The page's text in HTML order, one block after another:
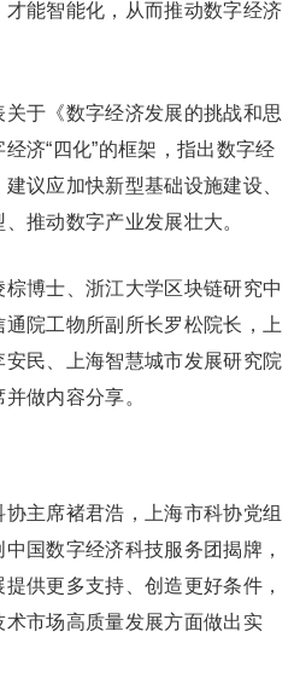
能智能化，从而推动数字经济
于《数字经济发展的挑战和思
济“四化”的框架，指出数字经
议应加快新型基础设施建设、
推动数字产业发展壮大。
博士、浙江大学区块链研究中
院工物所副所长罗松院长，上
民、上海智慧城市发展研究院
做内容分享。
主席褚君浩，上海市科协党组
国数字经济科技服务团揭牌，
供更多支持、创造更好条件，
市场高质量发展方面做出实